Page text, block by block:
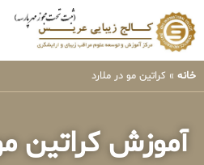
خانه » کراتین مو در ملارد
آموزش کراتین